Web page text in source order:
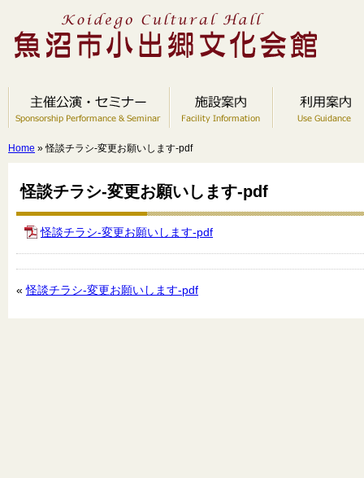
Home » 怪談チラシ-変更お願いします-pdf
怪談チラシ-変更お願いします-pdf
怪談チラシ-変更お願いします-pdf
«怪談チラシ-変更お願いします-pdf